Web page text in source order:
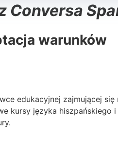
Conversa
warunków
edukacyjnej zajmującej
kursy języka